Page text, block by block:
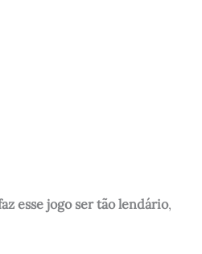
esse jogo ser tão lendário,